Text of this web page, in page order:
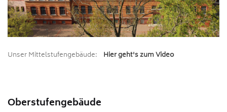
Unser Mittelstufengebäude: Hier geht's zum Video
Oberstufengebäude